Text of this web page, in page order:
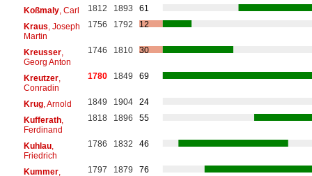
Koßmaly, Carl 1812 1893
61
Kraus , Joseph
Martin
1756 1792 12
Kreusser,
Georg Anton
1746 1810 30
Kreutzer,
Conradin
1780 1849 69
Krug, Arnold 1849 1904
24
Kufferath,
Ferdinand
1818 1896 55
Kuhlau,
Friedrich
1786 1832 46
Kummer, 1797 1879 76